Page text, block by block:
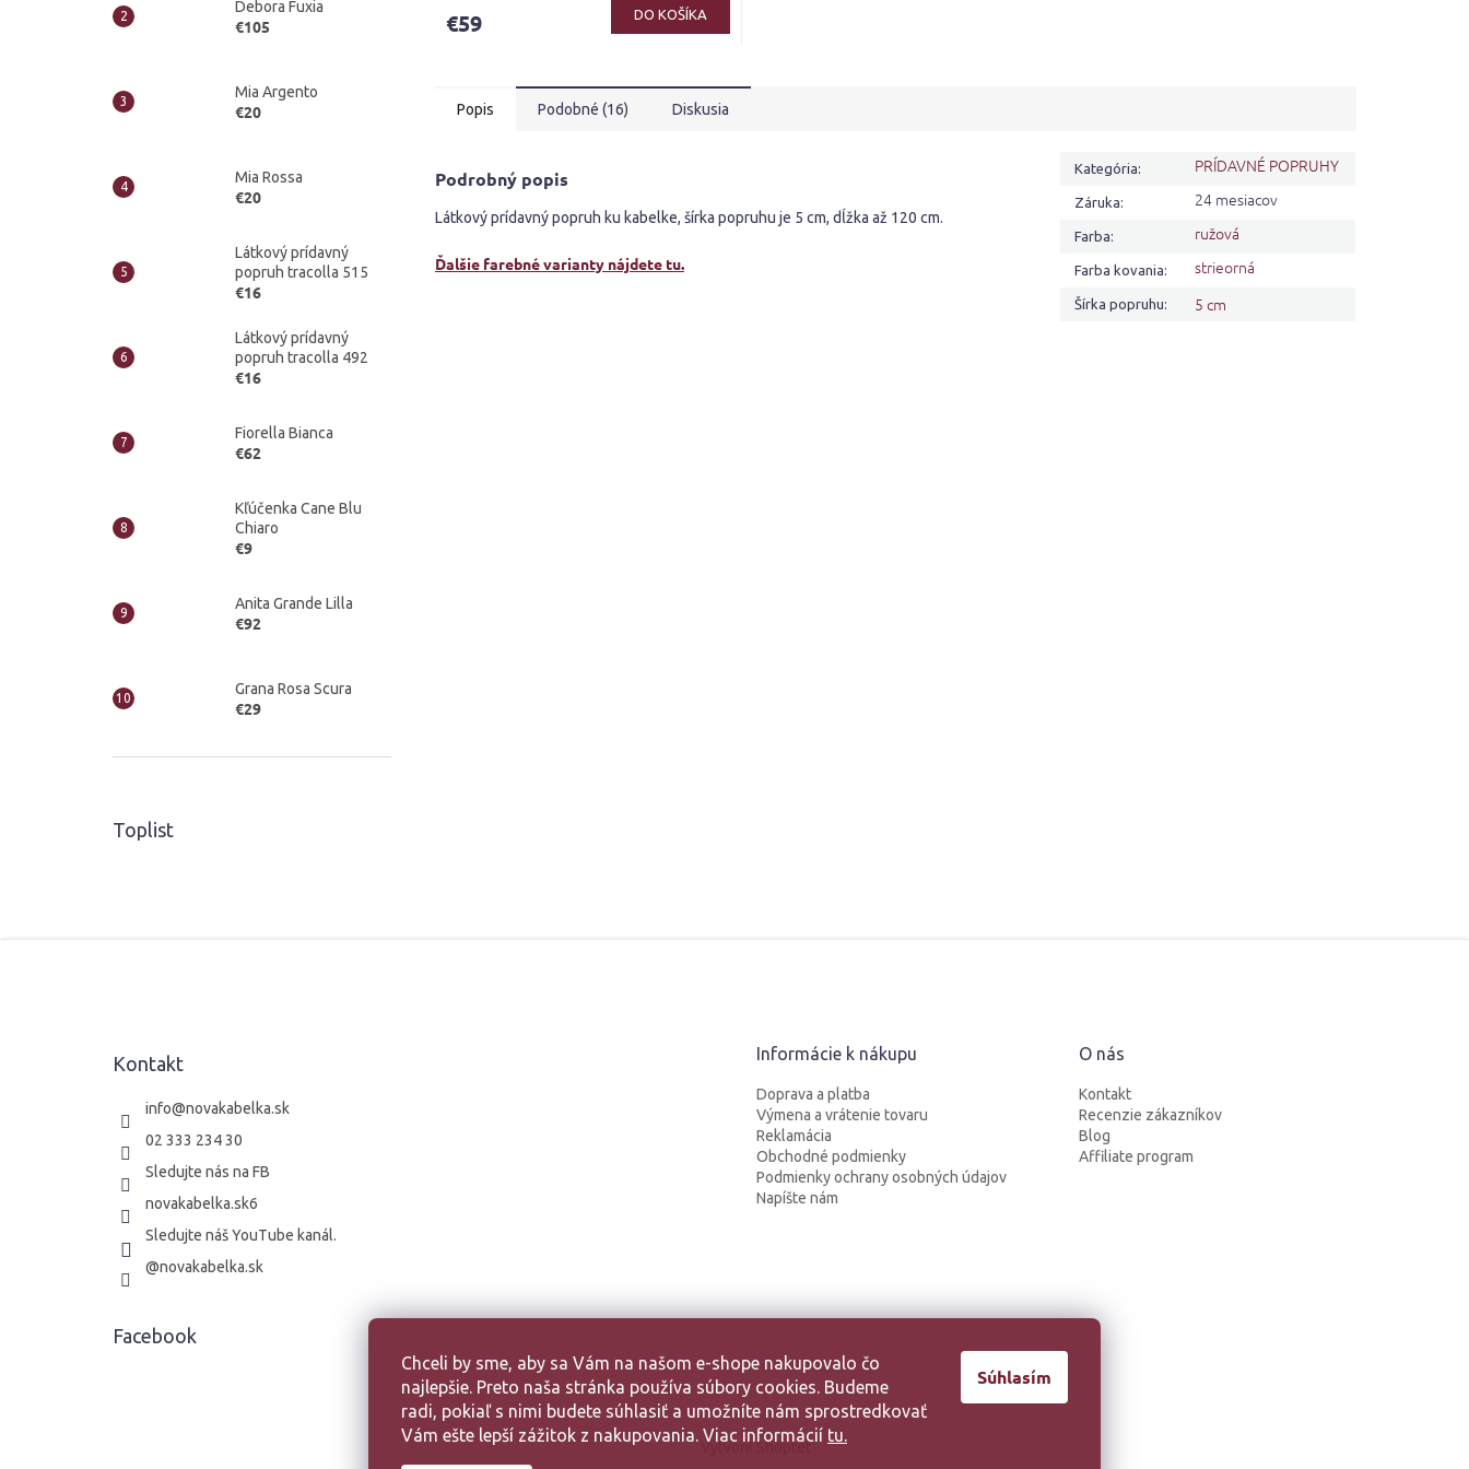
Chceli by sme, aby sa Vám na našom e-shope nakupovalo čo
najlepšie. Preto naša stránka používa súbory cookies. Budeme
radi, pokiaľ s nimi budete súhlasiť a umožníte nám sprostredkovať
Vám ešte lepší zážitok z nakupovania. Viac informácií tu.
Súhlasím
Debora Fuxia
€105
Mia Argento
€20
Mia Rossa
€20
Látkový prídavný
popruh tracolla 515
€16
Látkový prídavný
popruh tracolla 492
€16
Fiorella Bianca
€62
Kľúčenka Cane Blu
Chiaro
€9
Anita Grande Lilla
€92
Grana Rosa Scura
€29
Toplist
je
hviezdičiek.
€59 DO KOŠÍKA
Popis Podobné (16) Diskusia
Podrobný popis
Látkový prídavný popruh ku kabelke, šírka popruhu je 5 cm, dĺžka až 120 cm.
Ďalšie farebné varianty nájdete tu.
Kategória: PRÍDAVNÉ POPRUHY
Záruka: 24 mesiacov
Farba: ružová
Farba kovania: strieorná
Šírka popruhu: 5 cm
Kontakt
info@novakabelka.sk
02 333 234 30
Sledujte nás na FB
novakabelka.sk6
Sledujte náš YouTube kanál.
@novakabelka.sk
Informácie k nákupu
Doprava a platba
Výmena a vrátenie tovaru
Reklamácia
Obchodné podmienky
Podmienky ochrany osobných údajov
Napíšte nám
O nás
Kontakt
Recenzie zákazníkov
Blog
Affiliate program
Facebook
Vytvoril Shoptet